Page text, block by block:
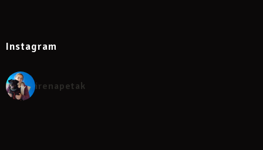
Instagram
irenapetak